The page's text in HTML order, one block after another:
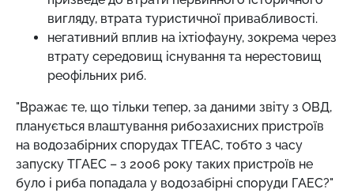
вигляду, втрата туристичної привабливості.
негативний вплив на іхтіофауну, зокрема через
втрату середовищ існування та нерестовищ
реофільних риб.
"Вражає те, що тільки тепер, за даними звіту з ОВД,
планується влаштування рибозахисних пристроїв
на водозабірних спорудах ТГЕАС, тобто з часу
запуску ТГАЕС – з 2006 року таких пристроїв не
було і риба попадала у водозабірні споруди ГАЕС?"